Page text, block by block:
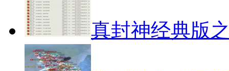
真封神经典版